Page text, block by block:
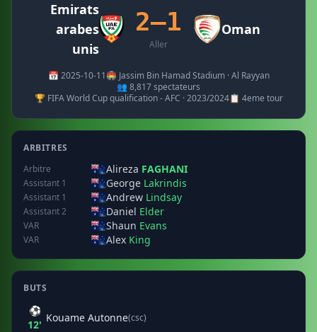
Emirats
arabes
unis
2–1
Aller
Oman
📅 2025-10-11🏟️ Jassim Bin Hamad Stadium · Al Rayyan
👥 8,817 spectateurs
🏆 FIFA World Cup qualification - AFC · 2023/2024📋 4eme tour
ARBITRES
Arbitre
Alireza FAGHANI
Assistant 1 George Lakrindis
Assistant 1 Andrew Lindsay
Assistant 2 Daniel Elder
VAR Shaun Evans
VAR Alex King
BUTS
⚽
12'
Kouame Autonne(csc)